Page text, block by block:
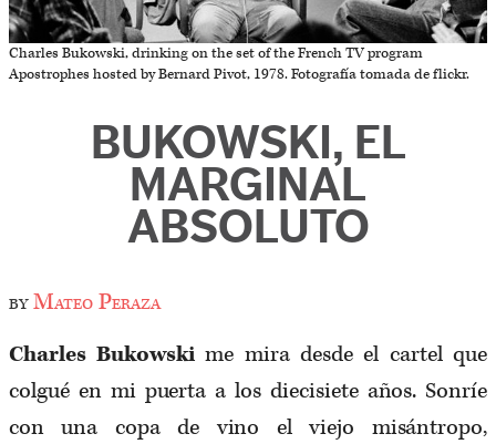
Charles Bukowski, drinking on the set of the French TV program
Apostrophes hosted by Bernard Pivot, 1978. Fotografía tomada de flickr.
BUKOWSKI, EL
MARGINAL
ABSOLUTO
byMateo Peraza
Charles Bukowskime mira desde el cartel que
colgué en mi puerta a los diecisiete años. Sonríe
con una copa de vino el viejo misántropo,